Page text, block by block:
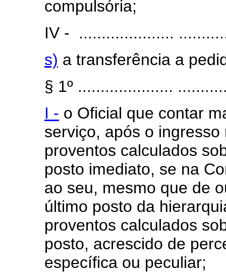
compulsória;
IV - .....................
s) a transferência a
§ 1º .....................
I - o Oficial que contar
serviço, após o
proventos calculados
posto imediato, se na
ao seu, mesmo que de
último posto da
proventos calculados
posto, acrescido de
específica ou peculiar;